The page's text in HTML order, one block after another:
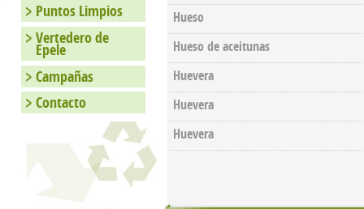
Hueso
Hueso de aceitunas
Huevera
Huevera
Huevera
Puntos Limpios
Vertedero de
Epele
Campañas
Contacto